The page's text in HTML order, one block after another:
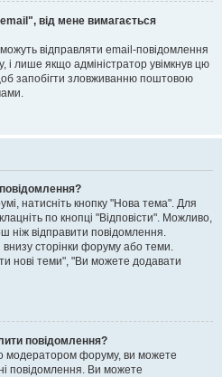
від мене вимагається
можуть відправляти email-повідомлення
лише якщо адміністратор увімкнув цю
запобігти зловживанню поштовою
натисніть кнопку "Нова тема". Для
по кнопці "Відповісти". Можливо,
ніж відправити повідомлення.
внизу сторінки форуму або теми.
нові теми", "Ви можете додавати
повідомлення?
модератором форуму, ви можете
повідомлення. Ви можете